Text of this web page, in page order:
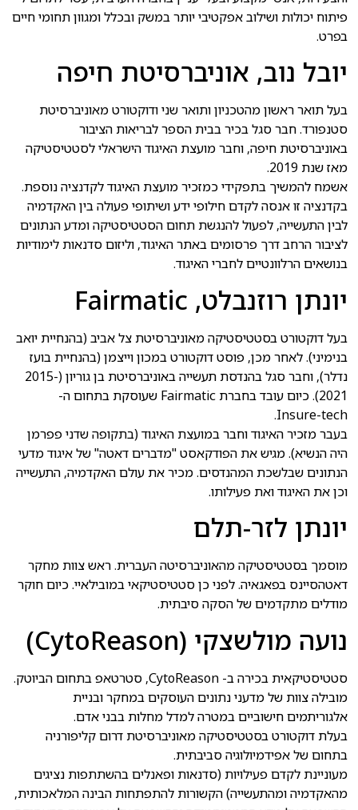
פיתוח יכולות ושילוב אפקטיבי יותר במשק ובכלל ומגוון תחומי חיים
בפרט.
יובל נוב, אוניברסיטת חיפה
בעל תואר ראשון מהטכניון ותואר שני ודוקטורט מאוניברסיטת
סטנפורד. חבר סגל בכיר בבית הספר לבריאות הציבור
באוניברסיטת חיפה, וחבר מועצת האיגוד הישראלי לסטטיסטיקה
מאז שנת 2019.
אשמח להמשיך בתפקידי כמזכיר מועצת האיגוד לקדנציה נוספת.
בקדנציה זו אנסה לקדם חילופי ידע ושיתופי פעולה בין האקדמיה
לבין התעשייה, לפעול להנגשת תחום הסטטיסטיקה ומדע הנתונים
לציבור הרחב דרך פרסומים באתר האיגוד, וליזום סדנאות לימודיות
בנושאים הרלוונטיים לחברי האיגוד.
יונתן רוזנבלט, Fairmatic
בעל דוקטורט בסטטיסטיקה מאוניברסיטת צל אביב (בהנחיית יואב
בנימיני). לאחר מכן, פוסט דוקטורט במכון וייצמן (בהנחיית בועז
נדלר), וחבר סגל בהנדסת תעשייה באוניברסיטת בן גוריון (2015-
2021). כיום עובד בחברת Fairmatic שעוסקת בתחום ה-
Insure-tech.
בעבר מזכיר האיגוד וחבר במועצת האיגוד (בתקופה שדני פפרמן
היה הנשיא). מגיש את הפודקאסט "מדברים דאטה" של איגוד מדעי
הנתונים שבלשכת המהנדסים. מכיר את עולם האקדמיה, התעשייה
וכן את האיגוד ואת פעילותו.
יונתן לזר-תלם
מוסמך בסטטיסטיקה מהאוניברסיטה העברית. ראש צוות מחקר
דאטהסיינס בפאגאיה. לפני כן סטטיסטיקאי במובילאיי. כיום חוקר
מודלים מתקדמים של הסקה סיבתית.
נועה מולשצקי (CytoReason)
סטטיסטיקאית בכירה ב- CytoReason, סטרטאפ בתחום הביוטק.
מובילה צוות של מדעני נתונים העוסקים במחקר ובניית
אלגוריתמים חישוביים במטרה למדל מחלות בבני אדם.
בעלת דוקטורט בסטטיסטיקה מאוניברסיטת דרום קליפורניה
בתחום של אפידמיולוגיה סביבתית.
מעוניינת לקדם פעילויות (סדנאות ופאנלים בהשתתפות נציגים
מהאקדמיה ומהתעשייה) הקשורות להתפתחות הבינה המלאכותית,